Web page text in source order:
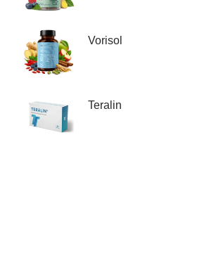
Vorisol
Teralin